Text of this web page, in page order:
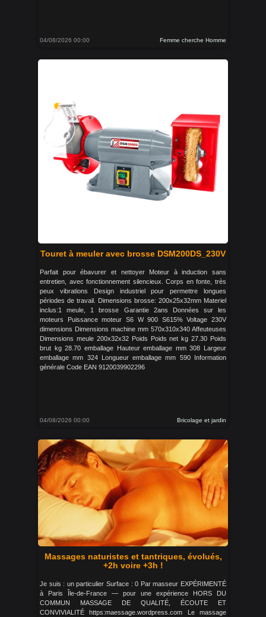
04/08/2026 00:00 Femme cherche Homme
Touret à meuler avec brosse DSM200DS_230V
Parfait pour ébavurer et nettoyer Moteur à induction sans
entretien, avec fonctionnement silencieux. Corps en fonte, très
peux vibrations Design industriel pour permettre longues
périodes de travail. Dimensions brosse: 200x25x32mm Materiel
inclus:1 meule, 1 brosse Garantie 2ans Données sur les
moteurs Puissance moteur S6 W 900 S615% Voltage 230V
dimensions Dimensions machine mm 570x310x340 Affeuteuses
Dimensions meule 200x32x32 Poids Poids net kg 27.30 Poids
brut kg 28.70 emballage Hauteur emballage mm 308 Largeur
emballage mm 324 Longueur emballage mm 590 Information
générale Code EAN 9120039902296
04/08/2026 00:00 Bricolage et jardin
Massages naturistes et tantriques, évolués,
+2h voire +3h !
Je suis : un particulier Surface : 0 Par masseur EXPÉRIMENTÉ
à Paris Île-de-France — pour une expérience HORS DU
COMMUN MASSAGE DE QUALITÉ, ÉCOUTE ET
CONVIVIALITÉ https:maessage.wordpress.com Le massage